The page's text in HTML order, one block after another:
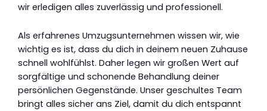
wir erledigen alles zuverlässig und professionell.
Als erfahrenes Umzugsunternehmen wissen wir, wie
wichtig es ist, dass du dich in deinem neuen Zuhause
schnell wohlfühlst. Daher legen wir großen Wert auf
sorgfältige und schonende Behandlung deiner
persönlichen Gegenstände. Unser geschultes Team
bringt alles sicher ans Ziel, damit du dich entspannt